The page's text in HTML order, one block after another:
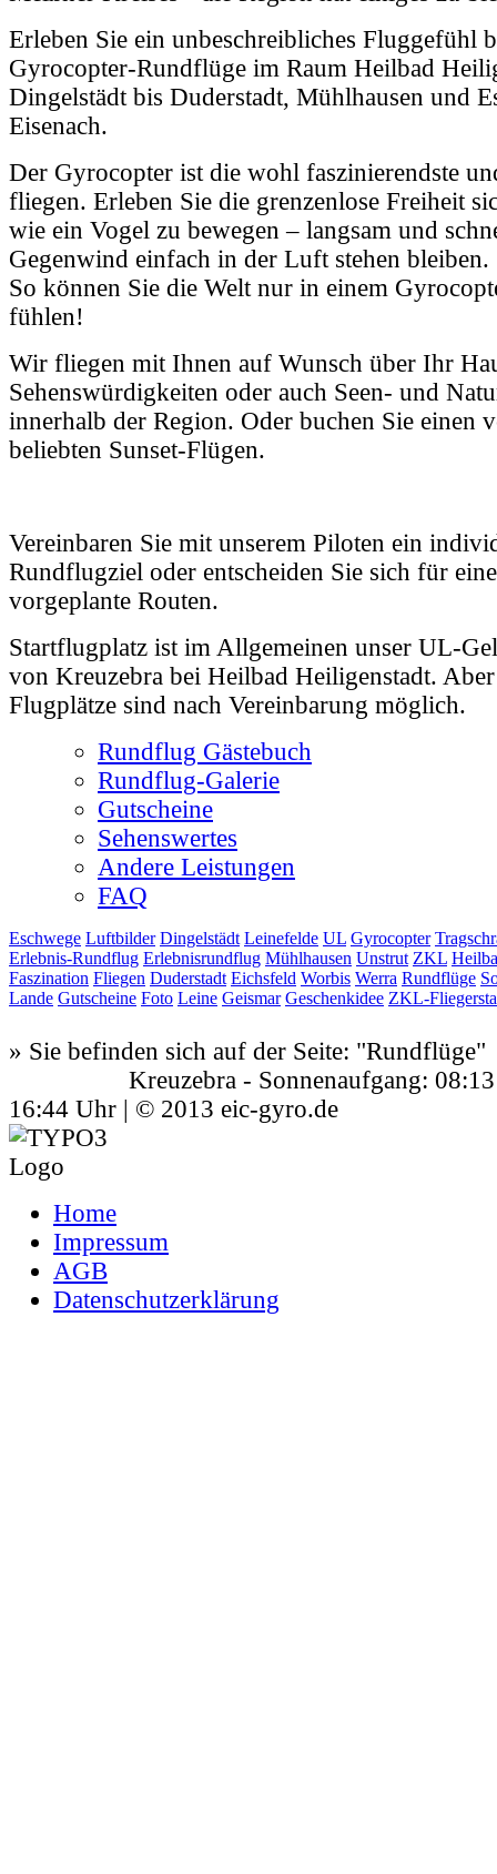
Erleben Sie ein unbeschreibliches Fluggefühl
Gyrocopter-Rundflüge im Raum Heilbad
Dingelstädt bis Duderstadt, Mühlhausen und
Eisenach.
Der Gyrocopter ist die wohl faszinierendste
fliegen. Erleben Sie die grenzenlose Freiheit
wie ein Vogel zu bewegen – langsam und
Gegenwind einfach in der Luft stehen bleiben.
So können Sie die Welt nur in einem
fühlen!
Wir fliegen mit Ihnen auf Wunsch über Ihr
Sehenswürdigkeiten oder auch Seen- und
innerhalb der Region. Oder buchen Sie einen
beliebten Sunset-Flügen.
Vereinbaren Sie mit unserem Piloten ein
Rundflugziel oder entscheiden Sie sich für
vorgeplante Routen.
Startflugplatz ist im Allgemeinen unser UL-
von Kreuzebra bei Heilbad Heiligenstadt. Aber
Flugplätze sind nach Vereinbarung möglich.
Rundflug Gästebuch
Rundflug-Galerie
Gutscheine
Sehenswertes
Andere Leistungen
FAQ
Eschwege Luftbilder Dingelstädt Leinefelde UL Gyrocopter
Erlebnis-Rundflug Erlebnisrundflug Mühlhausen Unstrut ZKL
Faszination Fliegen Duderstadt Eichsfeld Worbis Werra Rundflüge
Lande Gutscheine Foto Leine Geismar Geschenkidee ZKL-
» Sie befinden sich auf der Seite: "Rundflüge"
Kreuzebra - Sonnenaufgang: 08:13
16:44 Uhr | © 2013 eic-gyro.de
Home
Impressum
AGB
Datenschutzerklärung